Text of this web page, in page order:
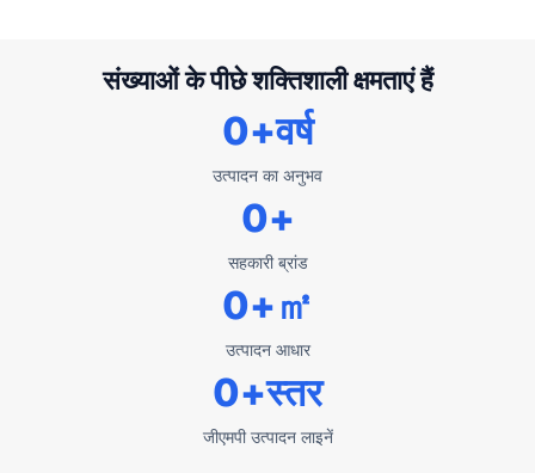
संख्याओं के पीछे शक्तिशाली क्षमताएं हैं
उत्पादन का अनुभव
0+वर्ष
सहकारी ब्रांड
0+
उत्पादन आधार
0+㎡
जीएमपी उत्पादन लाइनें
0+स्तर